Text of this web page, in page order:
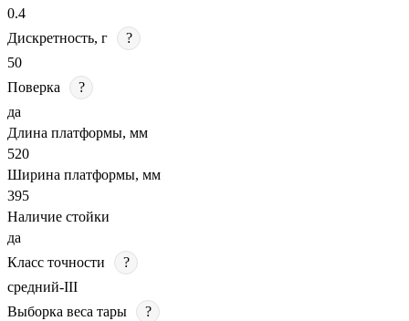
0.4
Дискретность, г
?
50
Поверка
?
да
Длина платформы, мм
520
Ширина платформы, мм
395
Наличие стойки
да
Класс точности
?
средний-III
Выборка веса тары
?